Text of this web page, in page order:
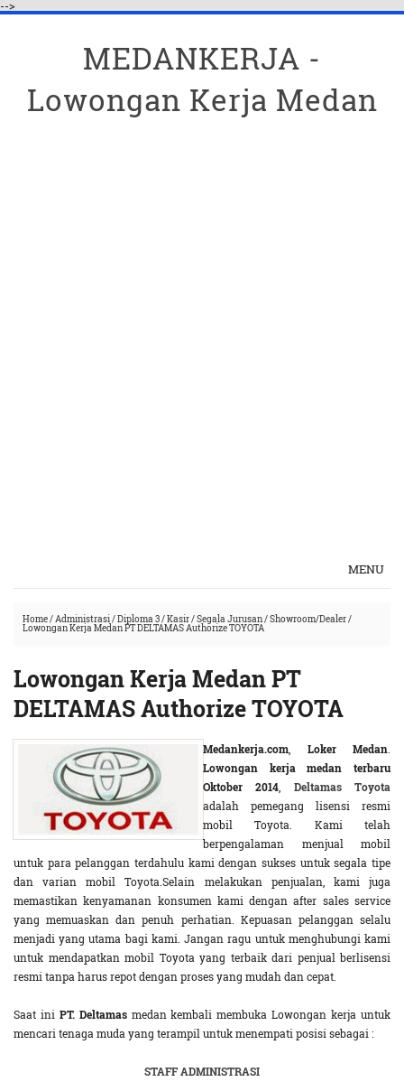
-->
MEDANKERJA -
Lowongan Kerja Medan
MENU
Home/Administrasi/Diploma 3/Kasir/Segala Jurusan/Showroom/Dealer/
Lowongan Kerja Medan PT DELTAMAS Authorize TOYOTA
Lowongan Kerja Medan PT
DELTAMAS Authorize TOYOTA
Medankerja.com Loker Medan
Lowongan kerja medan terbaru
Oktober 2014
Deltamas Toyota
adalah pemegang lisensi resmi
mobil Toyota. Kami telah
berpengalaman menjual mobil
untuk para pelanggan terdahulu kami dengan sukses untuk segala tipe
dan varian mobil Toyota.Selain melakukan penjualan, kami juga
memastikan kenyamanan konsumen kami dengan after sales service
yang memuaskan dan penuh perhatian. Kepuasan pelanggan selalu
menjadi yang utama bagi kami. Jangan ragu untuk menghubungi kami
untuk mendapatkan mobil Toyota yang terbaik dari penjual berlisensi
resmi tanpa harus repot dengan proses yang mudah dan cepat.
Saat ini PT. Deltamasmedan kembali membuka Lowongan kerja untuk
mencari tenaga muda yang terampil untuk menempati posisi sebagai :
STAFF ADMINISTRASI